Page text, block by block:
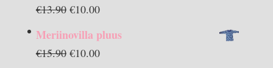
€13.90 Algne
€10.00Praegune
on:
Meriinovilla pluus
€15.90 Algne
€10.00Praegune